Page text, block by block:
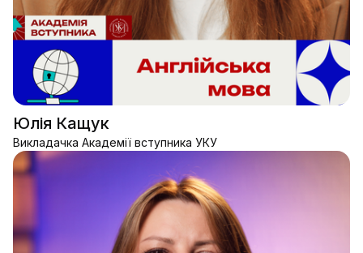
Юлія Кащук
Викладачка Академії вступника УКУ